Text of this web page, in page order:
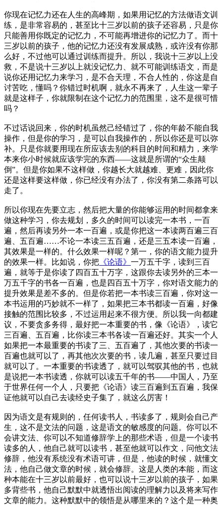
你现在记忆力还在人生的高峰期，如果用记忆的方法做语文训
练，是非常容易的，甚至比十三岁以前的孩子还容易，只是你
只能善用你既定的记忆力，不可能再增进你的记忆力了。而十
三岁以前的孩子，他的记忆力还没有发展成熟，或许没有你那
么好，不过他可以通过训练而提升。所以，我说十三岁以上没
救，不是说十三岁以上就没记忆力、就不可能训练语文，而是
说你还用记忆力来学习，是不合天理，不合人性的，你这是自
讨苦吃，懂吗？你错过时机啊，就永不再来了，人生这一辈子
就是这样子，你就限制在这个记忆力的范围里，这不是很可惜
吗？
不过话说回来，你的时机虽然己经错过了，你的年龄不能自我
操作，但是你的学习，是可以自我操作的，所以你还是可以弥
补。只是你就要用现在所应该去别的科目的时间和精力，来学
本来你小时候就应该学完的东西——这就是所谓的“众生颠
倒”。但是你如果不这样做，你越长大就越难、更难，因此你
还是这样要这样做，你已经没有办法了，你没有第二条路可以
走了。
所以你现在先要立志，然后把大量的你能够运用的时间都拿来
做这种学习，你去规划，多久的时间可以读完一本书，一百
遍，然后再读另外一本一百遍，或是你把这一本读两百遍三百
遍、五百遍……不论一本读三五百遍，还是三五本读一百遍，
其效果是一样的。什么效果一样呢？第一，你的语文能力提升
的效果一样。比如说，你把 《论语》 一万五千字，读到三百
遍，就等于是你读了四百五十万字，这跟你去读另外的三本一
万五千字的书各一百遍，也是四百五十万字，你对语文能力的
提升效果是差不多的。但是你若把一本书读三百遍，你对这一
本书运用的巧妙就不一样了，如果把三本书都读一百遍，好像
接触的范围比较多，不过运用起来不很方便。所以我一向都建
议，不要贪多务得，最好把一本重要的书，像《论语》，读它
三百遍、五百遍，比你读三本书各读一百遍还好。其实一个人
如果把一本最重要的书读了三、五百遍了，其他次要的书读一
百遍也就可以了，再其他次次要的书，读几遍，甚至只要过目
就可以了。一本重要的书读透了，就可以驾驭其他的书，也就
是说把一本书读透，你就可以读五千年的书——中国人，乃至
于世界任何一个人，只要把《论语》读三百遍到五百遍，我保
证他就可以自己去读经史子集了，就这么厉害！
因为语文是有规则的，任何读书人，书读多了，规则会自己产
生，这不是文法的问题，这是语文的敏感度的问题。你可以不
会讲文法、你可以不知道修辞学上的那些术语，但是一个读书
读多的人，他自己就可以读书，甚至他就可以作文，问他文法
修辞，他没有系统没有术语可讲，但是，他读的时候，就懂文
法，他自己做文章的时候，就会修辞。这是人类的本能，而这
种本能在十三岁以前最好，也可以说十三岁以前的孩子，如果
多背些书，他自己默默中就透悟出阅读的理解力以及将来写作
文章的能力。这种默默中的领悟是从哪里来的？这个是一种奥